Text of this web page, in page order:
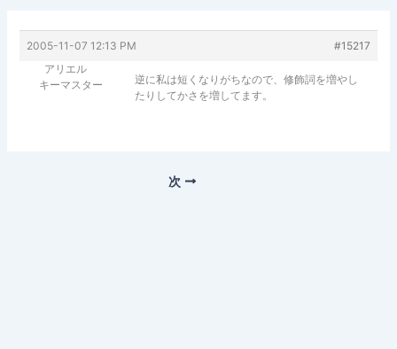
2005-11-07 12:13 PM
#15217
アリエル
キーマスター
逆に私は短くなりがちなので、修飾詞を増やし
たりしてかさを増してます。
次